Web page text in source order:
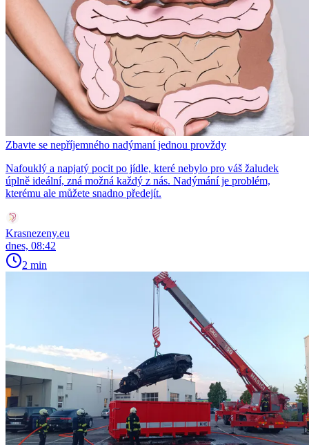
Zbavte se nepříjemného nadýmaní jednou provždy
Nafouklý a napjatý pocit po jídle, které nebylo pro váš žaludek
úplně ideální, zná možná každý z nás. Nadýmání je problém,
kterému ale můžete snadno předejít.
Krasnezeny.eu
dnes, 08:42
2 min